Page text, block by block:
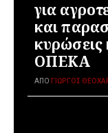
για
και
κυρώσεις
ΟΠΕΚΑ
ΑΠΌ ΓΙΏΡΓΟΣ